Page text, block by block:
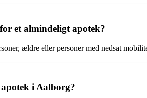
et almindeligt apotek?
ældre eller personer med nedsat
i Aalborg?